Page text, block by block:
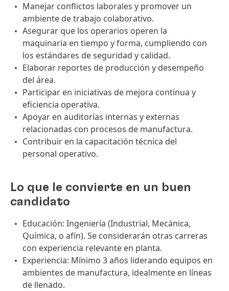
Manejar conflictos laborales y promover un
ambiente de trabajo colaborativo.
Asegurar que los operarios operen la
maquinaria en tiempo y forma, cumpliendo con
los estándares de seguridad y calidad.
Elaborar reportes de producción y desempeño
del área.
Participar en iniciativas de mejora continua y
eficiencia operativa.
Apoyar en auditorías internas y externas
relacionadas con procesos de manufactura.
Contribuir en la capacitación técnica del
personal operativo.
Lo que le convierte en un buen
candidato
Educación: Ingeniería (Industrial, Mecánica,
Química, o afín). Se considerarán otras carreras
con experiencia relevante en planta.
Experiencia: Mínimo 3 años liderando equipos en
ambientes de manufactura, idealmente en líneas
de llenado.